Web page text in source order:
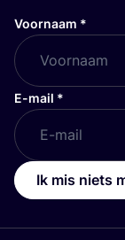
Voornaam *
E-mail *
Ik mis niets